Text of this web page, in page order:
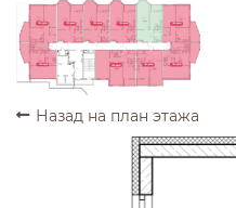
ПРОДАНО
ПРОДАНО ПРОДАНО ПРОДАНО ПРОДАНО ПРОДАНО
ПРОДАНО
ПРОДАНО
ПРОДАНО
Назад на план этажа